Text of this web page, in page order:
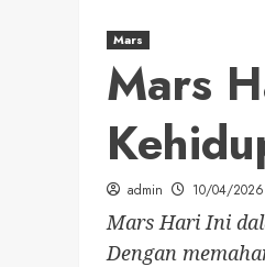
Mars
Mars
admin 10/04/2026
Mars Hari Ini
Dengan